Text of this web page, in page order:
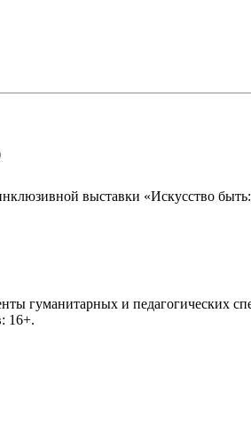
выставки «Искусство
гуманитарных и педагогических
16+.